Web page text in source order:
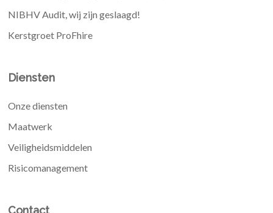
NIBHV Audit, wij zijn geslaagd!
Kerstgroet ProFhire
Diensten
Onze diensten
Maatwerk
Veiligheidsmiddelen
Risicomanagement
Contact